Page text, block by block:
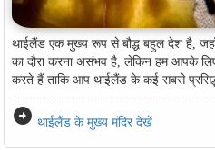
थाईलैंड एक मुख्य रूप से बौद्ध बहुल देश है, जहाँ
का दौरा करना असंभव है, लेकिन हम आपके
करते हैं ताकि आप थाईलैंड के कई सबसे
arrow_circle_right थाईलैंड के मुख्य मंदिर देखें